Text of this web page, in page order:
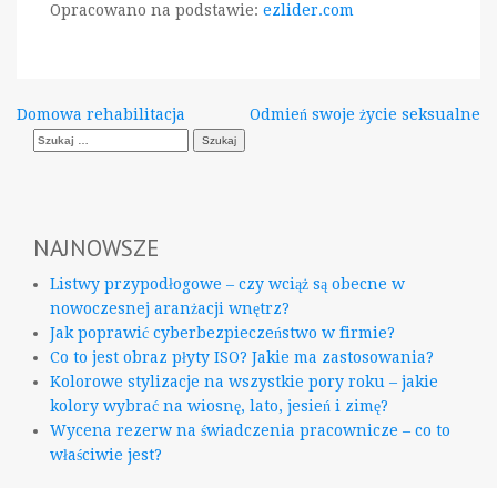
Opracowano na podstawie: ezlider.com
Nawigacja
wpisu
Domowa rehabilitacja
Odmień swoje życie seksualne
Szukaj:
NAJNOWSZE
Listwy przypodłogowe – czy wciąż są obecne w
nowoczesnej aranżacji wnętrz?
Jak poprawić cyberbezpieczeństwo w firmie?
Co to jest obraz płyty ISO? Jakie ma zastosowania?
Kolorowe stylizacje na wszystkie pory roku – jakie
kolory wybrać na wiosnę, lato, jesień i zimę?
Wycena rezerw na świadczenia pracownicze – co to
właściwie jest?